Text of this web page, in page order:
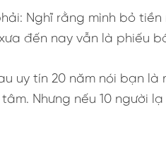
Nghĩ rằng mình bỏ
đến nay vẫn là phiếu
uy tín 20 năm nói bạn
Nhưng nếu 10 người